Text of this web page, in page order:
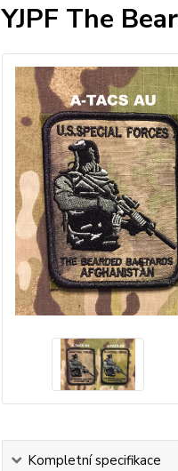
YJPF The
Kompletní specifikace